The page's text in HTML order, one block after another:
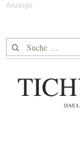
Suche nach: